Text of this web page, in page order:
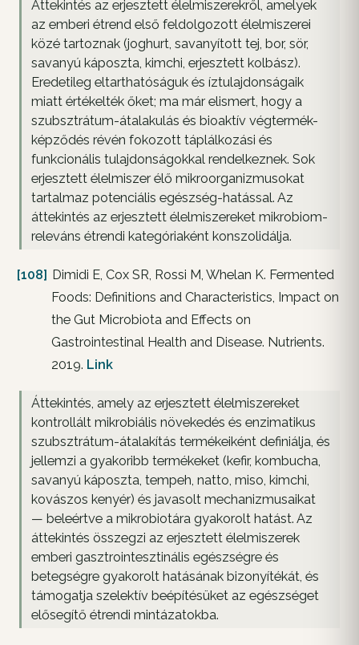
Áttekintés az erjesztett élelmiszerekről, amelyek
az emberi étrend első feldolgozott élelmiszerei
közé tartoznak (joghurt, savanyított tej, bor, sör,
savanyú káposzta, kimchi, erjesztett kolbász).
Eredetileg eltarthatóságuk és íztulajdonságaik
miatt értékelték őket; ma már elismert, hogy a
szubsztrátum-átalakulás és bioaktív végtermék-
képződés révén fokozott táplálkozási és
funkcionális tulajdonságokkal rendelkeznek. Sok
erjesztett élelmiszer élő mikroorganizmusokat
tartalmaz potenciális egészség-hatással. Az
áttekintés az erjesztett élelmiszereket mikrobiom-
releváns étrendi kategóriaként konszolidálja.
[108]
Dimidi E, Cox SR, Rossi M, Whelan K. Fermented
Foods: Definitions and Characteristics, Impact on
the Gut Microbiota and Effects on
Gastrointestinal Health and Disease. Nutrients.
2019. Link
Áttekintés, amely az erjesztett élelmiszereket
kontrollált mikrobiális növekedés és enzimatikus
szubsztrátum-átalakítás termékeiként definiálja, és
jellemzi a gyakoribb termékeket (kefir, kombucha,
savanyú káposzta, tempeh, natto, miso, kimchi,
kovászos kenyér) és javasolt mechanizmusaikat
— beleértve a mikrobiotára gyakorolt hatást. Az
áttekintés összegzi az erjesztett élelmiszerek
emberi gasztrointesztinális egészségre és
betegségre gyakorolt hatásának bizonyítékát, és
támogatja szelektív beépítésüket az egészséget
elősegítő étrendi mintázatokba.